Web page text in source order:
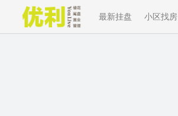
最新挂盘 小区找房